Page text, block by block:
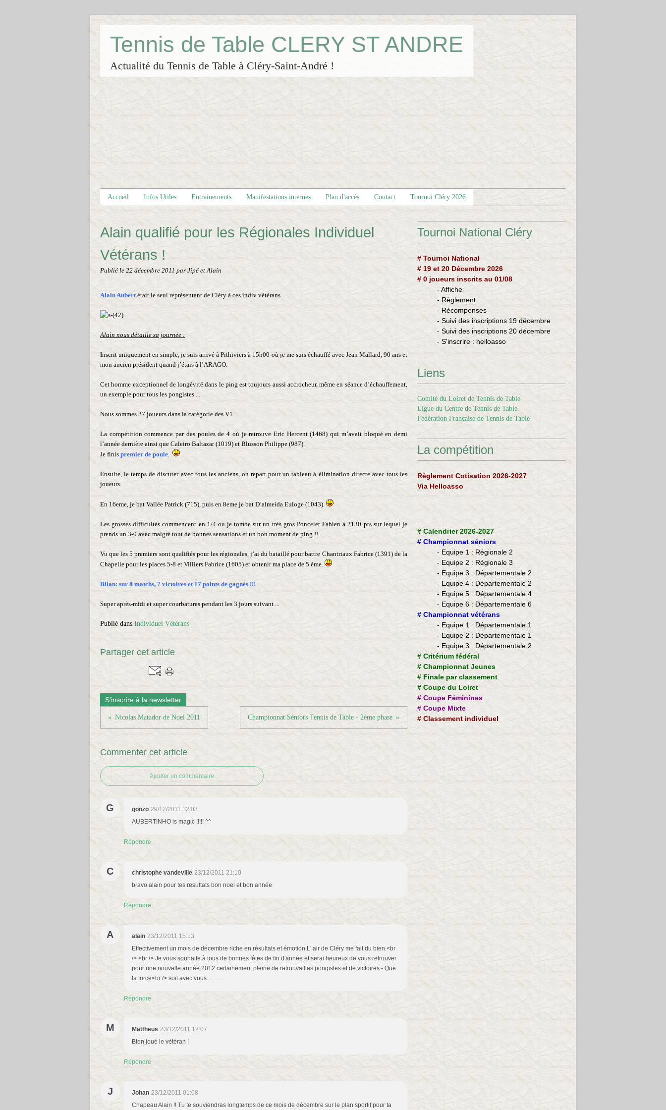
Tennis de Table CLERY ST ANDRE
Actualité du Tennis de Table à Cléry-Saint-André !
Accueil Infos Utiles Entrainements Manifestations internes Plan d'accès Contact Tournoi Cléry 2026
Alain qualifié pour les Régionales Individuel
Vétérans !
Publié le 22 décembre 2011 par Jipé et Alain
Alain Aubertétait le seul représentant de Cléry à ces indiv vétérans.
Alain nous détaille sa journée :
Inscrit uniquement en simple, je suis arrivé à Pithiviers à 15h00 où je me suis échauffé avec Jean Mallard, 90 ans et
mon ancien président quand j’étais à l’ARAGO.
Cet homme exceptionnel de longévité dans le ping est toujours aussi accrocheur, même en séance d’échauffement,
un exemple pour tous les pongistes ...
Nous sommes 27 joueurs dans la catégorie des V1.
La compétition commence par des poules de 4 où je retrouve Eric Hercent (1468) qui m’avait bloqué en demi
l’année dernière ainsi que Caleiro Baltazar (1019) et Blusson Philippe (987).
Je finis premier de poule.
Ensuite, le temps de discuter avec tous les anciens, on repart pour un tableau à élimination directe avec tous les
joueurs.
En 16eme, je bat Vallée Patrick (715), puis en 8eme je bat D’almeida Euloge (1043).
Les grosses difficultés commencent en 1/4 ou je tombe sur un très gros Poncelet Fabien à 2130 pts sur lequel je
prends un 3-0 avec malgré tout de bonnes sensations et un bon moment de ping !!
Vu que les 5 premiers sont qualifiés pour les régionales, j’ai du bataillé pour battre Chantriaux Fabrice (1391) de la
Chapelle pour les places 5-8 et Villiers Fabrice (1605) et obtenir ma place de 5 ème.
Bilan: sur 8 matchs, 7 victoires et 17 points de gagnés !!!
Super après-midi et super courbatures pendant les 3 jours suivant ...
Publié dans Individuel Vétérans
Partager cet article
S'inscrire à la newsletter
Nicolas Matador de Noel 2011 Championnat Séniors Tennis de Table - 2ème phase
Commenter cet article
Ajouter un commentaire
G gonzo 29/12/2011 12:03
AUBERTINHO is magic !!!!! ^^
Répondre
C christophe vandeville 23/12/2011 21:10
bravo alain pour tes resultats bon noel et bon année
Répondre
A alain 23/12/2011 15:13
Effectivement un mois de décembre riche en résultats et émotion.L' air de Cléry me fait du bien.<br
/> <br /> Je vous souhaite à tous de bonnes fêtes de fin d'année et serai heureux de vous retrouver
pour une nouvelle année 2012 certainement pleine de retrouvailles pongistes et de victoires - Que
la force<br /> soit avec vous..........
Répondre
M Mattheus 23/12/2011 12:07
Bien joué le vétéran !
Répondre
J Johan 23/12/2011 01:08
Chapeau Alain !! Tu te souviendras longtemps de ce mois de décembre sur le plan sportif pour ta
Tournoi National Cléry
# Tournoi National
# 19 et 20 Décembre 2026
# 0 joueurs inscrits au 01/08
- Affiche
- Règlement
- Récompenses
- Suivi des inscriptions 19 décembre
- Suivi des inscriptions 20 décembre
- S'inscrire : helloasso
Liens
Comité du Loiret de Tennis de Table
Ligue du Centre de Tennis de Table
Fédération Française de Tennis de Table
La compétition
Règlement Cotisation 2026-2027
Via Helloasso
# Calendrier 2026-2027
# Championnat séniors
- Equipe 1 : Régionale 2
- Equipe 2 : Régionale 3
- Equipe 3 : Départementale 2
- Equipe 4 : Départementale 2
- Equipe 5 : Départementale 4
- Equipe 6 : Départementale 6
​# Championnat vétérans
- ​Equipe 1 : Départementale 1
- Equipe 2 : Départementale 1
- Equipe 3 : Départementale 2
# Critérium fédéral
# Championnat Jeunes
# Finale par classement
# Coupe du Loiret
# Coupe Féminines
# Coupe Mixte
#Classement individuel